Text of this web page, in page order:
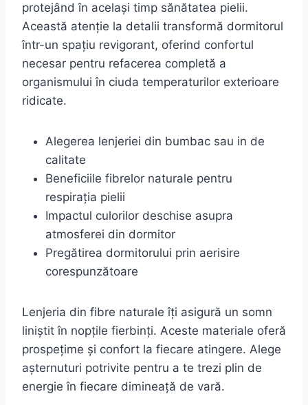
protejând în același timp sănătatea pielii.
Această atenție la detalii transformă dormitorul
într-un spațiu revigorant, oferind confortul
necesar pentru refacerea completă a
organismului în ciuda temperaturilor exterioare
ridicate.
Alegerea lenjeriei din bumbac sau in de
calitate
Beneficiile fibrelor naturale pentru
respirația pielii
Impactul culorilor deschise asupra
atmosferei din dormitor
Pregătirea dormitorului prin aerisire
corespunzătoare
Lenjeria din fibre naturale îți asigură un somn
liniștit în nopțile fierbinți. Aceste materiale oferă
prospețime și confort la fiecare atingere. Alege
așternuturi potrivite pentru a te trezi plin de
energie în fiecare dimineață de vară.